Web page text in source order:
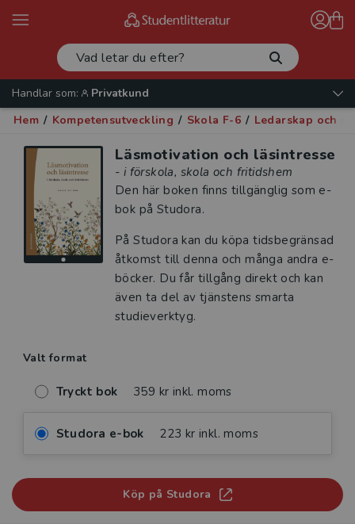
Handlar som:
Privatkund
Hem / Kompetensutveckling / Skola F-6 / Ledarskap och
Läsmotivation och läsintresse
- i förskola, skola och fritidshem
Den här boken finns tillgänglig som e-
bok på Studora.
På Studora kan du köpa tidsbegränsad
åtkomst till denna och många andra e-
böcker. Du får tillgång direkt och kan
även ta del av tjänstens smarta
studieverktyg.
Valt format
Tryckt bok 359 kr inkl. moms
Studora e-bok 223 kr inkl. moms
Köp på Studora